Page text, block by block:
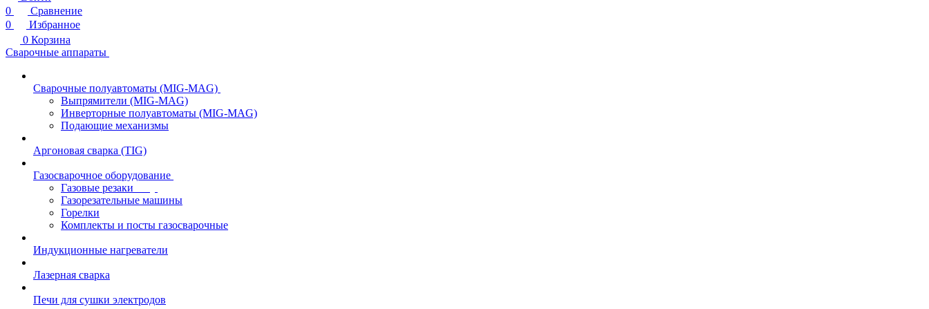
0
Сравнение
0
Избранное
0 Корзина
Сварочные аппараты
Сварочные полуавтоматы (MIG-MAG)
Выпрямители (MIG-MAG)
Инверторные полуавтоматы (MIG-MAG)
Подающие механизмы
Аргоновая сварка (TIG)
Газосварочное оборудование
Газовые резаки
Газорезательные машины
Горелки
Комплекты и посты газосварочные
Индукционные нагреватели
Лазерная сварка
Печи для сушки электродов